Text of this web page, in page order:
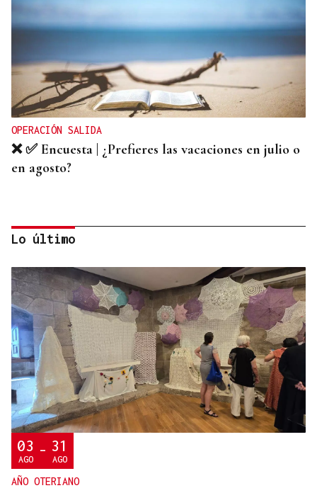
OPERACIÓN SALIDA
❌ ✅ Encuesta | ¿Prefieres las vacaciones en julio o
en agosto?
PROGRAMACIÓN CULTURAL
❌ ✅ Encuesta | ¿Crees que hay suficientes
actividades culturales en la ciudad de Ourense
este verano?
Lo último
03
AGO - 31
AGO
AÑO OTERIANO